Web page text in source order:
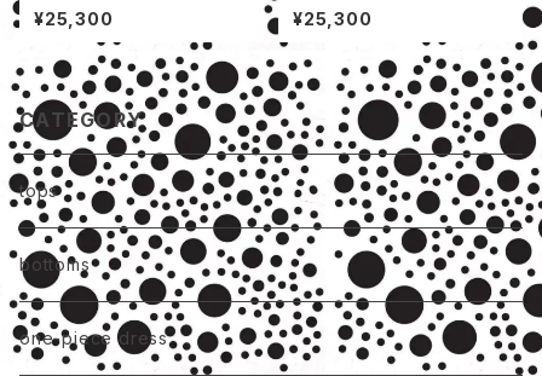
¥25,300
カート
¥25,300
CATEGORY
tops
bottoms
one-piece dress